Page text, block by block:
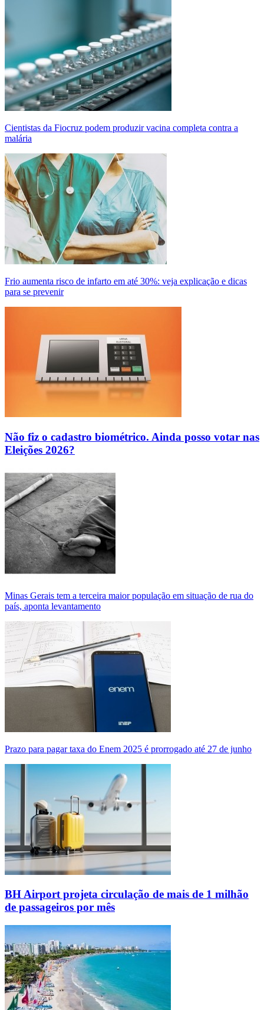
Cientistas da Fiocruz podem produzir vacina completa contra a
malária
Frio aumenta risco de infarto em até 30%: veja explicação e dicas
para se prevenir
Não fiz o cadastro biométrico. Ainda posso votar nas
Eleições 2026?
Minas Gerais tem a terceira maior população em situação de rua do
país, aponta levantamento
Prazo para pagar taxa do Enem 2025 é prorrogado até 27 de junho
BH Airport projeta circulação de mais de 1 milhão
de passageiros por mês